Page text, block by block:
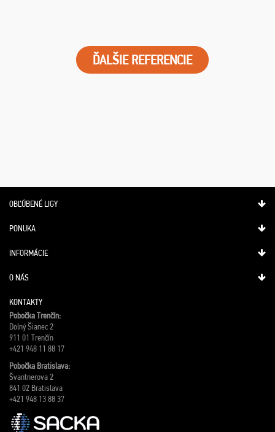
ĎALŠIE REFERENCIE
OBĽÚBENÉ LIGY
PONUKA
INFORMÁCIE
O NÁS
KONTAKTY
Pobočka Trenčín:
Dolný Šianec 2
911 01 Trenčín
+421 948 11 88 17
Pobočka Bratislava:
Švantnerova 2
841 02 Bratislava
+421 948 13 88 37